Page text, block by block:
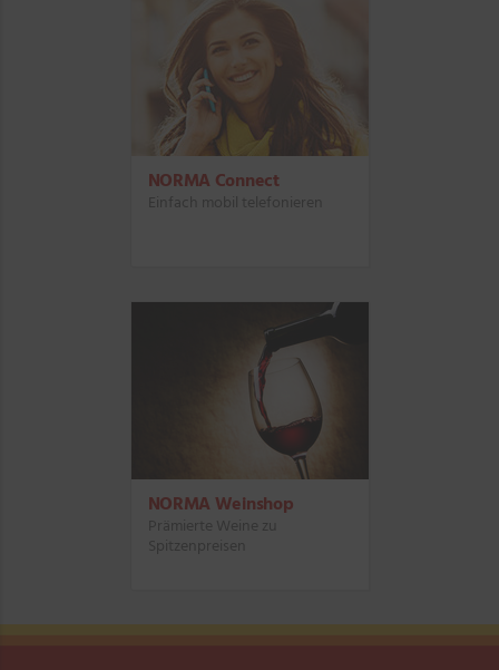
NORMA Connect
Einfach mobil telefonieren
NORMA Weinshop
Prämierte Weine zu
Spitzenpreisen